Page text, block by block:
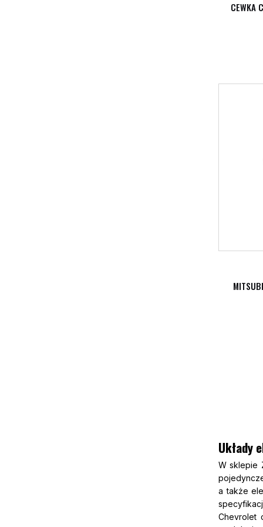
CEWKA
Układy
W sklepie
a także
Chevrolet